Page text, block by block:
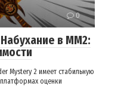
0
в ММ2:
Mystery 2 имеет стабильную
оценки